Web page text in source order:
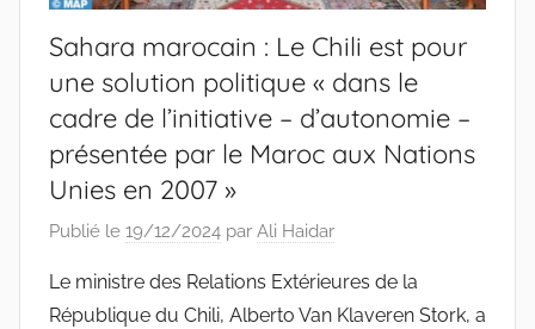
Sahara marocain : Le Chili est pour
une solution politique « dans le
cadre de l’initiative – d’autonomie –
présentée par le Maroc aux Nations
Unies en 2007 »
Publié le 19/12/2024 par Ali Haidar
Le ministre des Relations Extérieures de la
République du Chili, Alberto Van Klaveren Stork, a